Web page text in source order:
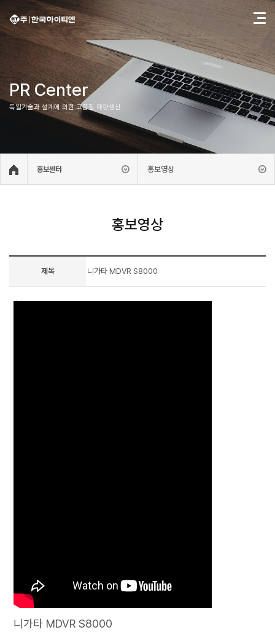
PR Center
독일기술과 설계에 의한 고품질 대량생산
홍보센터 홍보영상
홍보영상
제목 니가타 MDVR S8000
니가타 MDVR S8000